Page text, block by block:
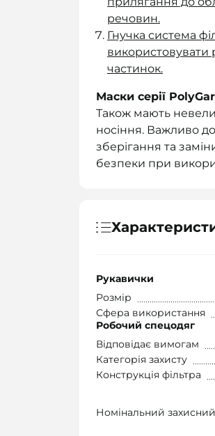
речовин.
Гнучка система
використовувати
частинок.
Маски серії
Також мають
носіння. Важливо
зберігання та
безпеки при
Рукавички
Розмір
Сфера використання
Робочий спецодяг
Відповідає вимогам
Категорія захисту
Конструкція фільтра
Номінальний